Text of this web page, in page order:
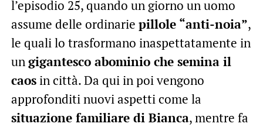
l’episodio 25, quando un giorno un uomo
assume delle ordinarie pillole “anti-noia”,
le quali lo trasformano inaspettatamente in
ungigantesco abominio che semina il
caosin città. Da qui in poi vengono
approfonditi nuovi aspetti come la
situazione familiare di Bianca, mentre fa